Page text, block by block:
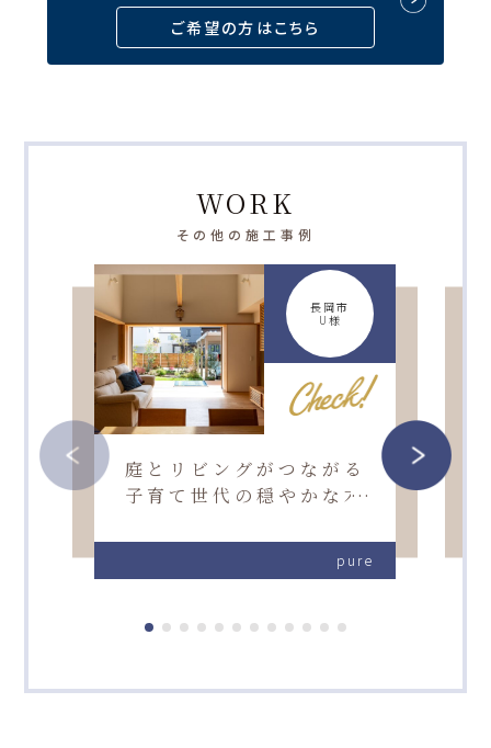
ご希望の方はこちら
WORK
その他の施工事例
長岡市
U様
庭とリビングがつながる
子育て世代の穏やかな木
pure